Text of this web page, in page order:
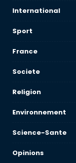
International
Sport
France
Societe
Religion
Environnement
Science-Sante
Opinions